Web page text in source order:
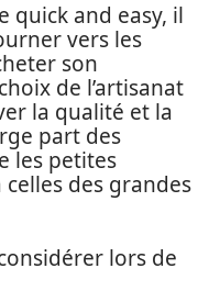
quick and easy, il
vers les
son
de l’artisanat
la qualité et la
part des
les petites
des grandes
lors de